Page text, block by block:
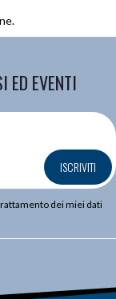
ED EVENTI
ISCRIVITI
dei miei dati